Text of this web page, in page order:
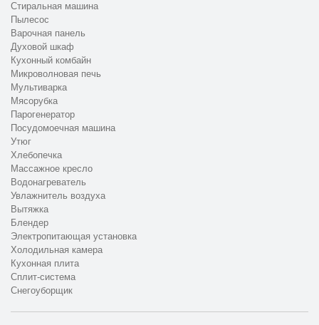
Стиральная машина
Пылесос
Варочная панель
Духовой шкаф
Кухонный комбайн
Микроволновая печь
Мультиварка
Мясорубка
Парогенератор
Посудомоечная машина
Утюг
Хлебопечка
Массажное кресло
Водонагреватель
Увлажнитель воздуха
Вытяжка
Блендер
Электропитающая установка
Холодильная камера
Кухонная плита
Сплит-система
Снегоуборщик